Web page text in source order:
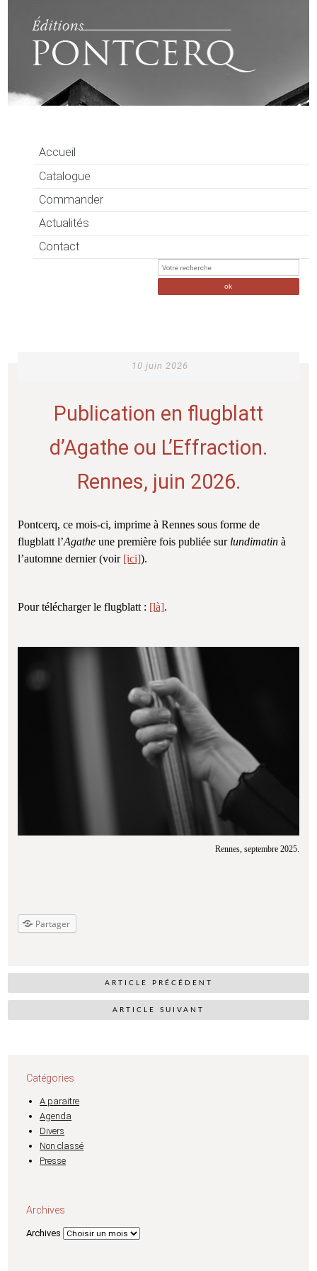
Accueil
Catalogue
Commander
Actualités
Contact
10 juin 2026
Publication en flugblatt
d’Agathe ou L’Effraction.
Rennes, juin 2026.
Pontcerq, ce mois-ci, imprime à Rennes sous forme de
flugblatt l’Agathe une première fois publiée sur lundimatin à
l’automne dernier (voir [ici]).
Pour télécharger le flugblatt : [là].
Rennes, septembre 2025.
Partager
ARTICLE PRÉCÉDENT
ARTICLE SUIVANT
Catégories
A paraitre
Agenda
Divers
Non classé
Presse
Archives
Archives